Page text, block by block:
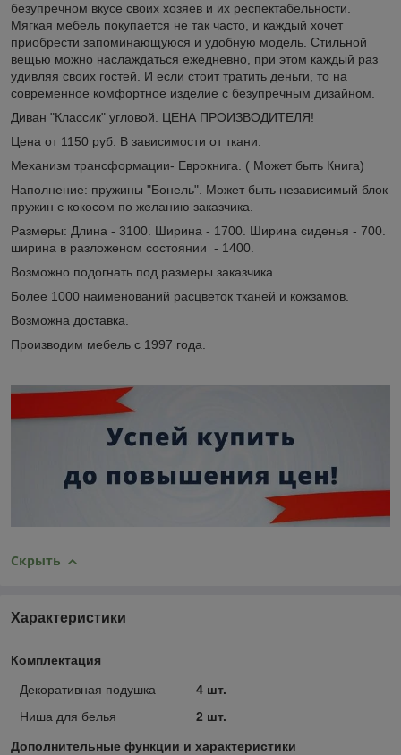
безупречном вкусе своих хозяев и их респектабельности.
Мягкая мебель покупается не так часто, и каждый хочет
приобрести запоминающуюся и удобную модель. Стильной
вещью можно наслаждаться ежедневно, при этом каждый раз
удивляя своих гостей. И если стоит тратить деньги, то на
современное комфортное изделие с безупречным дизайном.
Диван "Классик" угловой. ЦЕНА ПРОИЗВОДИТЕЛЯ!
Цена от 1150 руб. В зависимости от ткани.
Механизм трансформации- Еврокнига. ( Может быть Книга)
Наполнение: пружины "Бонель". Может быть независимый блок
пружин с кокосом по желанию заказчика.
Размеры: Длина - 3100. Ширина - 1700. Ширина сиденья - 700.
ширина в разложеном состоянии - 1400.
Возможно подогнать под размеры заказчика.
Более 1000 наименований расцветок тканей и кожзамов.
Возможна доставка.
Производим мебель с 1997 года.
Скрыть
Характеристики
Комплектация
Декоративная подушка
4 шт.
Ниша для белья
2 шт.
Дополнительные функции и характеристики